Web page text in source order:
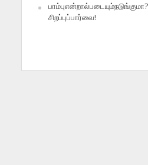
சிறப்புப்பார்வை!